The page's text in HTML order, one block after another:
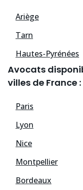
Ariège
Tarn
Hautes-Pyrénées
Avocats
villes de France :
Paris
Lyon
Nice
Montpellier
Bordeaux